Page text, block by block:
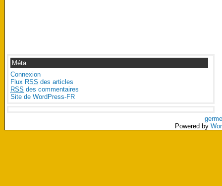
Méta
Connexion
Flux RSS des articles
RSS des commentaires
Site de WordPress-FR
Powered by